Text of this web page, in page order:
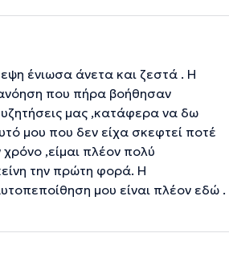
ένιωσα άνετα και ζεστά . Η
που πήρα βοήθησαν
μας ,κατάφερα να δω
μου που δεν είχα σκεφτεί ποτέ
,είμαι πλέον πολύ
την πρώτη φορά. Η
μου είναι πλέον εδώ .